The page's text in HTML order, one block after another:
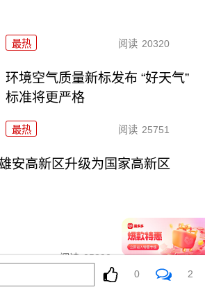
最热 阅读 20320
环境空气质量新标发布 “好天气”
标准将更严格
最热 阅读 25751
安高新区升级为国家高新区
阅读 25390 02-14
0 2